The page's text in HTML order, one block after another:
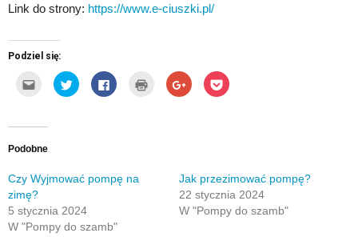
Link do strony: https://www.e-ciuszki.pl/
Podziel się:
Kliknij,
wysłać
znajomego
e-
w
nowym
oknie)
Udostępnij
na
Twitterze(Otwiera
Click
to
Kliknij
wydrukować(Otwiera
Click
to
share
Click
to
Podobne
Czy Wyjmować pompę na
zimę?
5 stycznia 2024
W "Pompy do szamb"
Jak przezimować pompę?
22 stycznia 2024
W "Pompy do szamb"